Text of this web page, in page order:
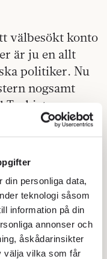
din personliga data,
teknologi såsom
information på din
annonser och
åskådarinsikter
välja vilka som får
välbesökt konto
är ju en allt
politiker. Nu
nogsamt
Jens
medial
helt
Richard
med att det
att paret ändrat